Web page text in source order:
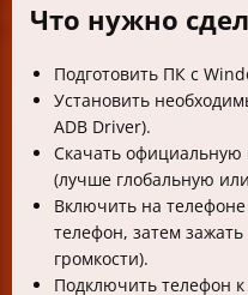
Что нужно
Подготовить ПК с
Установить
ADB Driver).
Скачать официальную
(лучше глобальную
Включить на
телефон, затем
громкости).
Подключить телефон